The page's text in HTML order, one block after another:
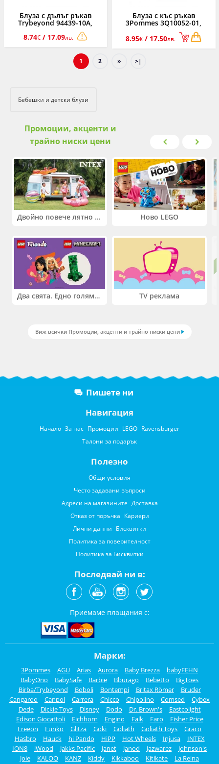
Блуза с дълъг ръкав
Trybeyond 94439-10A,
8.74€/ 17.09лв.
Блуза с къс ръкав
3Pommes 3Q10052-01,
8.95€ / 17.50лв.
1 2 » >|
Бебешки и детски блузи
Промоции, акценти и
трайно ниски цени
Двойно повече лятно забавление! Купи 2 продукта INTEX и вземи -33%
Два свята. Едно голямо приключение. Купи 2 продукта LEGO® Friends и/или LEGO® Minecraft и вземи -27%
Ново LEGO
TV реклама
Виж всички Промоции, акценти и трайно ниски цени
Пишете ни
Навигация
Начало За нас Промоции LEGO Ravensburger
Талони за подарък
Полезно
Общи условия
Често задавани въпроси
Адреси на магазините Доставка
Отказ от поръчка Кариери
Лични данни Бисквитки
Политика за поверителност
Политика за Бисквитки
Последвай ни в:
Приемаме плащания с:
Марки:
3Pommes AGU Arias Aurora Baby Brezza
babyFEHN
BabyOno
BabySafe Barbie Bburago Bebetto
BigToes
Birba/Trybeyond
Boboli Bontempi Britax Römer
Bruder
Cangaroo
Canpol Carrera Chicco Chipolino Comsed
Cybex
Dede
Dickie Toys Disney Dodo Dr. Brown's
Eastcolight
Edison Giocattoli
Eichhorn Engino Falk Faro
Fisher Price
Freeon
Funko Glitza Goki Goliath Goliath Toys
Graco
Hasbro
Hauck hi Pando HiPP Hot Wheels Injusa
INTEX
ION8
iWood Jakks Pacific Janet Janod Jazwarez
Johnson's
Joie
KALOO KANZ Kiddy Kikkaboo Kitikate
La Reina